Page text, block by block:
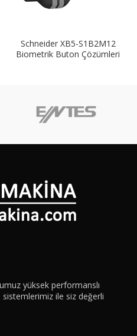
Schneider XB5-S1B2M12
Biometrik Buton Çözümleri
yüksek performanslı
ile siz değerli